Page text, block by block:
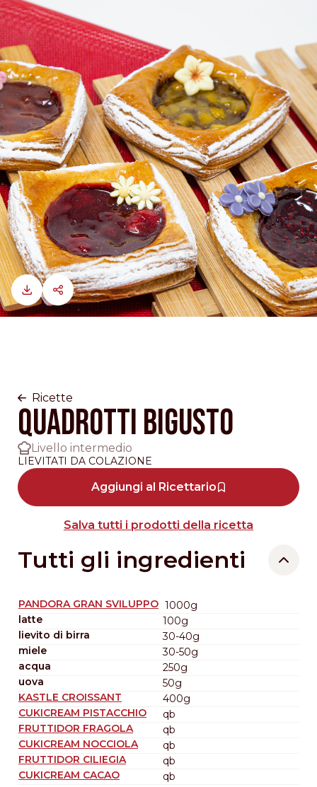
Ricette
QUADROTTI BIGUSTO
Livello intermedio
LIEVITATI DA COLAZIONE
Aggiungi al Ricettario
Salva tutti i prodotti della ricetta
Tutti gli ingredienti
PANDORA GRAN SVILUPPO 1000g
latte
100g
lievito di birra
30-40g
miele
30-50g
acqua
250g
uova
50g
KASTLE CROISSANT
400g
CUKICREAM PISTACCHIO
qb
FRUTTIDOR FRAGOLA
qb
CUKICREAM NOCCIOLA
qb
FRUTTIDOR CILIEGIA
qb
CUKICREAM CACAO
qb